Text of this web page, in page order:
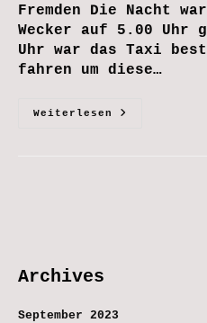
Fremden Die Nacht
Wecker auf 5.00
Uhr war das Taxi
fahren um diese…
Weiterlesen
Wieder
Archives
September 2023